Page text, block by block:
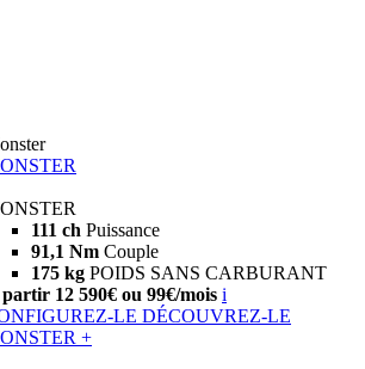
111 ch Puissance
91,1 Nm Couple
175 kg POIDS SANS CARBURANT
12 590€ ou 99€/mois i
LE DÉCOUVREZ-LE
+